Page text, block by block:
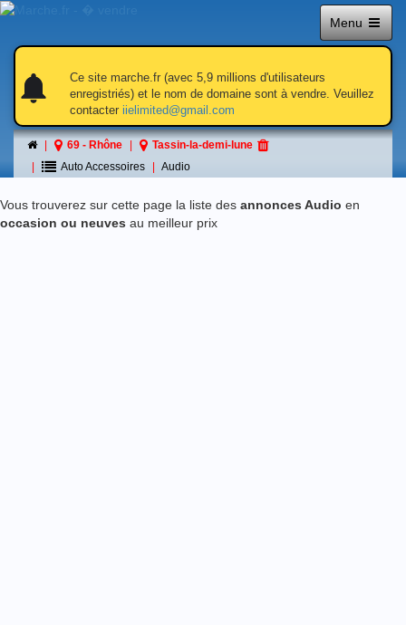
Menu
notifications
notifications
Ce site marche.fr (avec 5,9 millions d'utilisateurs
enregistriés) et le nom de domaine sont à vendre. Veuillez
contacter iielimited@gmail.com
69 - Rhône
Tassin-la-demi-lune
Auto Accessoires
Audio
Audio
á Tassin-la-demi-lune
Vous trouverez sur cette page la liste des annonces Audio en
occasion ou neuves au meilleur prix